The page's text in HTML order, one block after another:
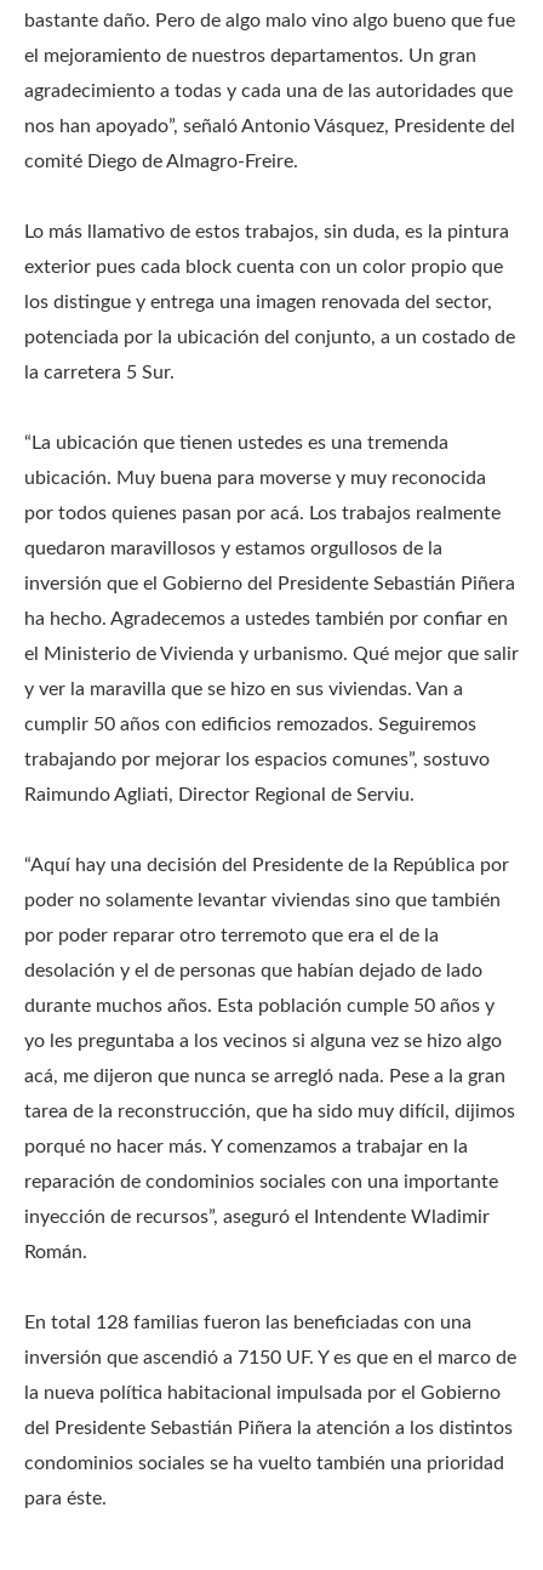
bastante daño. Pero de algo malo vino algo bueno que fue
el mejoramiento de nuestros departamentos. Un gran
agradecimiento a todas y cada una de las autoridades que
nos han apoyado”, señaló Antonio Vásquez, Presidente del
comité Diego de Almagro-Freire.
Lo más llamativo de estos trabajos, sin duda, es la pintura
exterior pues cada block cuenta con un color propio que
los distingue y entrega una imagen renovada del sector,
potenciada por la ubicación del conjunto, a un costado de
la carretera 5 Sur.
“La ubicación que tienen ustedes es una tremenda
ubicación. Muy buena para moverse y muy reconocida
por todos quienes pasan por acá. Los trabajos realmente
quedaron maravillosos y estamos orgullosos de la
inversión que el Gobierno del Presidente Sebastián Piñera
ha hecho. Agradecemos a ustedes también por confiar en
el Ministerio de Vivienda y urbanismo. Qué mejor que salir
y ver la maravilla que se hizo en sus viviendas. Van a
cumplir 50 años con edificios remozados. Seguiremos
trabajando por mejorar los espacios comunes”, sostuvo
Raimundo Agliati, Director Regional de Serviu.
“Aquí hay una decisión del Presidente de la República por
poder no solamente levantar viviendas sino que también
por poder reparar otro terremoto que era el de la
desolación y el de personas que habían dejado de lado
durante muchos años. Esta población cumple 50 años y
yo les preguntaba a los vecinos si alguna vez se hizo algo
acá, me dijeron que nunca se arregló nada. Pese a la gran
tarea de la reconstrucción, que ha sido muy difícil, dijimos
porqué no hacer más. Y comenzamos a trabajar en la
reparación de condominios sociales con una importante
inyección de recursos”, aseguró el Intendente Wladimir
Román.
En total 128 familias fueron las beneficiadas con una
inversión que ascendió a 7150 UF. Y es que en el marco de
la nueva política habitacional impulsada por el Gobierno
del Presidente Sebastián Piñera la atención a los distintos
condominios sociales se ha vuelto también una prioridad
para éste.